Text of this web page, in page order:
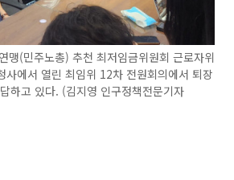
맹(민주노총) 추천 최저임금위원회 근로자위
사에서 열린 최임위 12차 전원회의에서 퇴장
하고 있다. (김지영 인구정책전문기자